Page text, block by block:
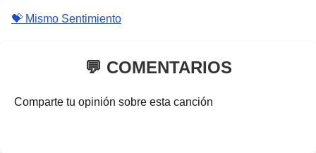
💝 Mismo Sentimiento
💬 COMENTARIOS
Comparte tu opinión sobre esta canción